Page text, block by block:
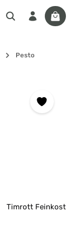
Pesto
Timrott Feinkost